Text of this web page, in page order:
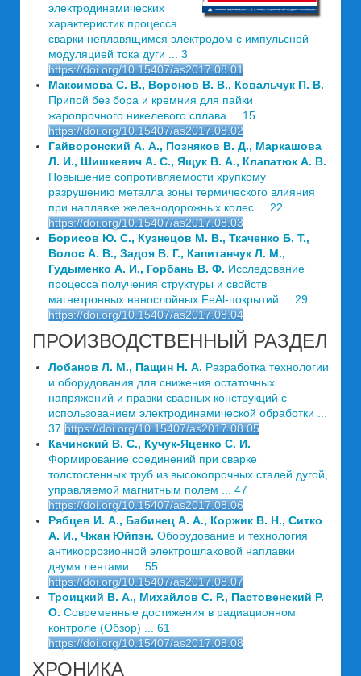
электродинамических
характеристик процесса
сварки неплавящимся электродом с импульсной
модуляцией тока дуги ... 3
https://doi.org/10.15407/as2017.08.01
Максимова С. В., Воронов В. В., Ковальчук П. В.
Припой без бора и кремния для пайки
жаропрочного никелевого сплава ... 15
https://doi.org/10.15407/as2017.08.02
Гайворонский А. А., Позняков В. Д., Маркашова
Л. И., Шишкевич А. С., Ящук В. А., Клапатюк А. В.
Повышение сопротивляемости хрупкому
разрушению металла зоны термического влияния
при наплавке железнодорожных колес ... 22
https://doi.org/10.15407/as2017.08.03
Борисов Ю. С., Кузнецов М. В., Ткаченко Б. Т.,
Волос А. В., Задоя В. Г., Капитанчук Л. М.,
Гудыменко А. И., Горбань В. Ф. Исследование
процесса получения структуры и свойств
магнетронных нанослойных FeAl-покрытий ... 29
https://doi.org/10.15407/as2017.08.04
ПРОИЗВОДСТВЕННЫЙ РАЗДЕЛ
Лобанов Л. М., Пащин Н. А. Разработка технологии
и оборудования для снижения остаточных
напряжений и правки сварных конструкций с
использованием электродинамической обработки ...
37 https://doi.org/10.15407/as2017.08.05
Качинский В. С., Кучук-Яценко С. И.
Формирование соединений при сварке
толстостенных труб из высокопрочных сталей дугой,
управляемой магнитным полем ... 47
https://doi.org/10.15407/as2017.08.06
Рябцев И. А., Бабинец А. А., Коржик В. Н., Ситко
А. И., Чжан Юйпэн. Оборудование и технология
антикоррозионной электрошлаковой наплавки
двумя лентами ... 55
https://doi.org/10.15407/as2017.08.07
Троицкий В. А., Михайлов С. Р., Пастовенский Р.
О. Современные достижения в радиационном
контроле (Обзор) ... 61
https://doi.org/10.15407/as2017.08.08
ХРОНИКА